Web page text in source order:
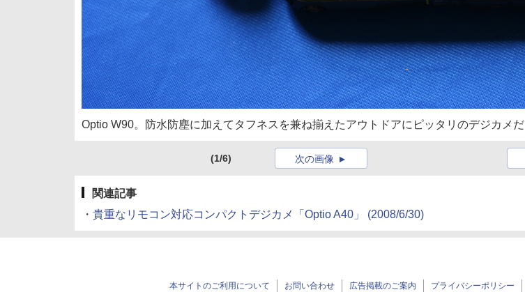
Optio W90。防水防塵に加えてタフネスを兼ね揃えたアウトドアにピッタリのデジカメだ
(1/6) 次の画像
関連記事
・ 貴重なリモコン対応コンパクトデジカメ「Optio A40」 (2008/6/30)
本サイトのご利用について お問い合わせ 広告掲載のご案内 プライバシーポリシー